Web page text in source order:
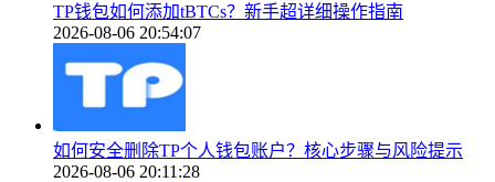
TP钱包如何添加tBTCs？新手超详细操作指南
2026-08-06 20:54:07
如何安全删除TP个人钱包账户？核心步骤与风险提示
2026-08-06 20:11:28